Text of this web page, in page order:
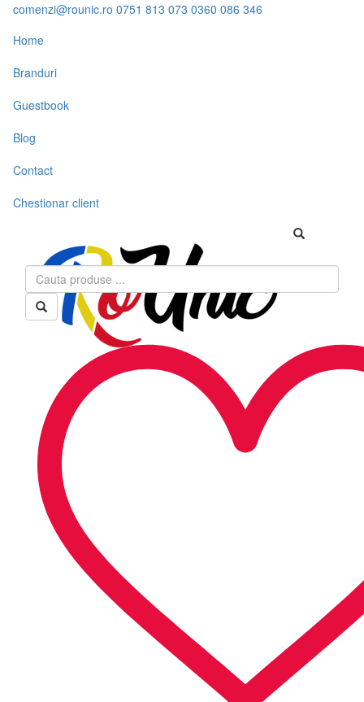
comenzi@rounic.ro 0751 813 073 0360 086 346
Home
Branduri
Guestbook
Blog
Contact
Chestionar client